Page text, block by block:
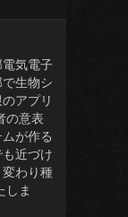
気電子
生物シ
アプリ
の意表
が作る
近づけ
わり種
しま